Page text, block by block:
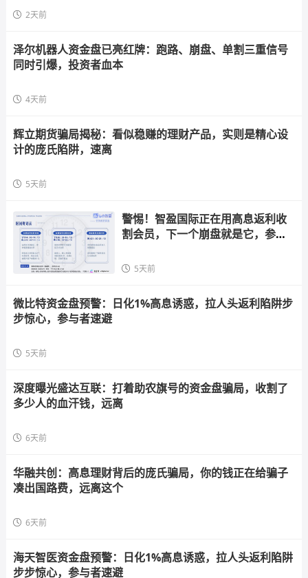
2天前
泽尔机器人资金盘已亮红牌：跑路、崩盘、单割三重信号
同时引爆，投资者血本
4天前
辉立期货骗局揭秘：看似稳赚的理财产品，实则是精心设
计的庞氏陷阱，速离
5天前
警惕！智盈国际正在用高息返利收
割会员，下一个崩盘就是它，参与
5天前
微比特资金盘预警：日化1%高息诱惑，拉人头返利陷阱步
步惊心，参与者速避
5天前
深度曝光盛达互联：打着助农旗号的资金盘骗局，收割了
多少人的血汗钱，远离
6天前
华融共创：高息理财背后的庞氏骗局，你的钱正在给骗子
凑出国路费，远离这个
6天前
海天智医资金盘预警：日化1%高息诱惑，拉人头返利陷阱
步步惊心，参与者速避